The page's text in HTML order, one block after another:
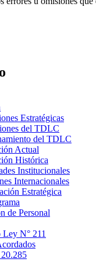
Estratégicas
del TDLC
del TDLC
Actual
Histórica
Institucionales
Internacionales
Estratégica
de Personal
Ley N° 211